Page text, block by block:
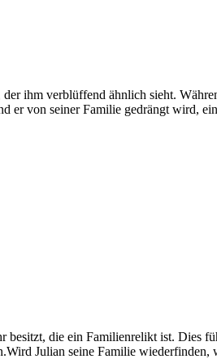
ihm verblüffend ähnlich sieht.
er von seiner Familie gedrängt wird,
besitzt, die ein Familienrelikt ist. Dies
Julian seine Familie